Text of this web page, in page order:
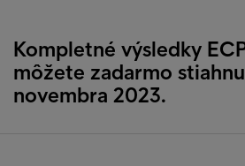
Kompletné výsledky
môžete zadarmo
novembra 2023.